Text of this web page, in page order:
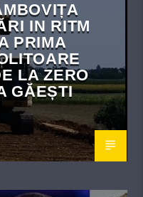
IN RITM
PRIMA
LA ZERO
GĂEȘTI